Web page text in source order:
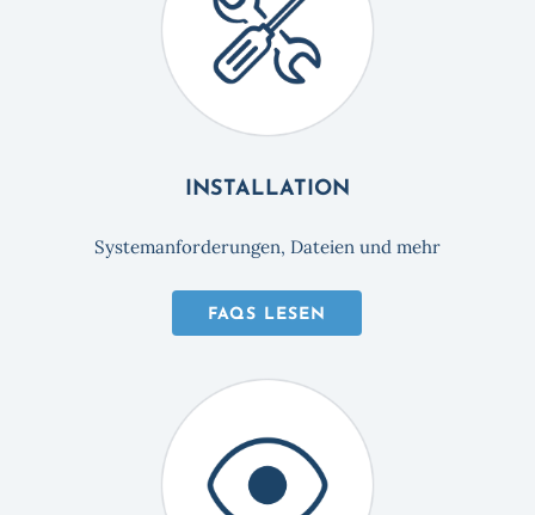
INSTALLATION
Systemanforderungen, Dateien und mehr
FAQS LESEN